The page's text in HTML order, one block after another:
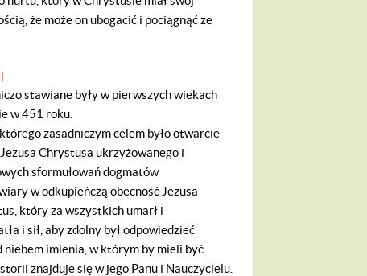
że może on ubogacić i pociągnąć ze
stawiane były w pierwszych wiekach
w 451 roku.
zasadniczym celem było otwarcie
Chrystusa ukrzyżowanego i
sformułowań dogmatów
w odkupieńczą obecność Jezusa
który za wszystkich umarł i
i sił, aby zdolny był odpowiedzieć
niebem imienia, w którym by mieli być
znajduje się w jego Panu i Nauczycielu.